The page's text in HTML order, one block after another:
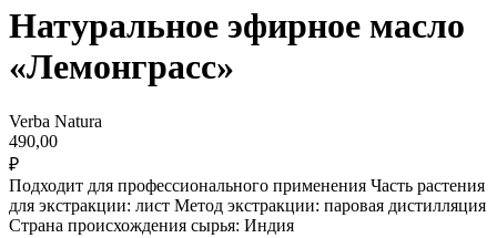
Натуральное эфирное масло
«Лемонграсс»
Verba Natura
490,00
₽
Подходит для профессионального применения Часть растения
для экстракции: лист Метод экстракции: паровая дистилляция
Страна происхождения сырья: Индия